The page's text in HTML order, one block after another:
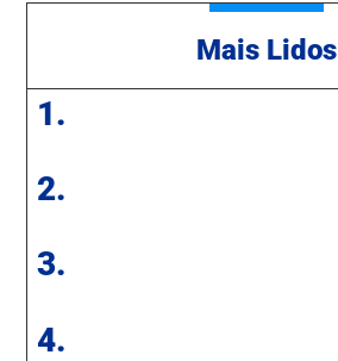
Mais Lidos
1.
2.
3.
4.